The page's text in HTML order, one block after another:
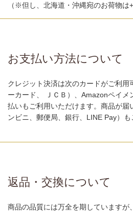
（※但し、北海道・沖縄宛のお荷物は
お支払い方法について
クレジット決済は次のカードがご利用
ーカード、 ＪＣＢ）、Amazonペイメ
払いもご利用いただけます。商品が届
ンビニ、郵便局、銀行、LINE Pay）も
返品・交換について
商品の品質には万全を期していますが